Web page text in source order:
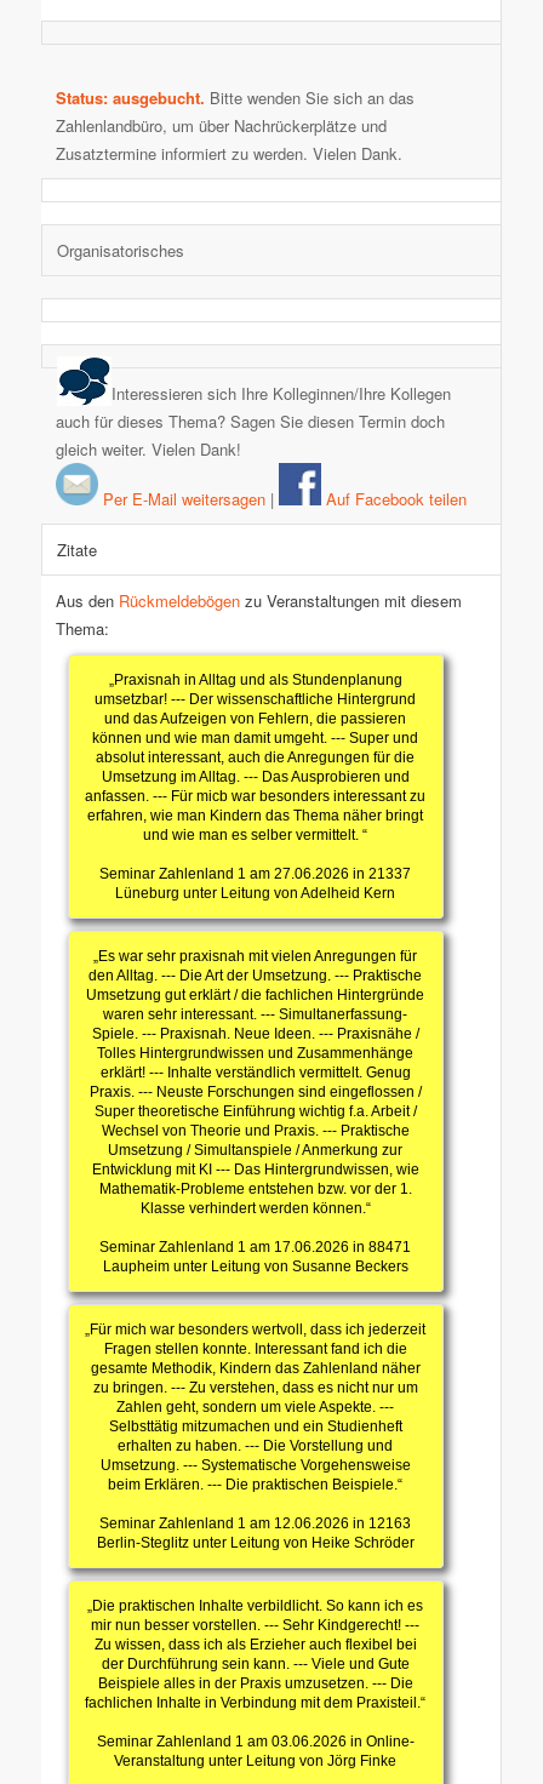
Status: ausgebucht. Bitte wenden Sie sich an das
Zahlenlandbüro, um über Nachrückerplätze und
Zusatztermine informiert zu werden. Vielen Dank.
Organisatorisches
Interessieren sich Ihre Kolleginnen/Ihre Kollegen
auch für dieses Thema? Sagen Sie diesen Termin doch
gleich weiter. Vielen Dank!
Per E-Mail weitersagen| Auf Facebook teilen
Zitate
Aus den Rückmeldebögenzu Veranstaltungen mit diesem
Thema:
„Praxisnah in Alltag und als Stundenplanung
umsetzbar! --- Der wissenschaftliche Hintergrund
und das Aufzeigen von Fehlern, die passieren
können und wie man damit umgeht. --- Super und
absolut interessant, auch die Anregungen für die
Umsetzung im Alltag. --- Das Ausprobieren und
anfassen. --- Für micb war besonders interessant zu
erfahren, wie man Kindern das Thema näher bringt
und wie man es selber vermittelt. “
Seminar Zahlenland 1 am 27.06.2026 in 21337
Lüneburg unter Leitung von Adelheid Kern
„Es war sehr praxisnah mit vielen Anregungen für
den Alltag. --- Die Art der Umsetzung. --- Praktische
Umsetzung gut erklärt / die fachlichen Hintergründe
waren sehr interessant. --- Simultanerfassung-
Spiele. --- Praxisnah. Neue Ideen. --- Praxisnähe /
Tolles Hintergrundwissen und Zusammenhänge
erklärt! --- Inhalte verständlich vermittelt. Genug
Praxis. --- Neuste Forschungen sind eingeflossen /
Super theoretische Einführung wichtig f.a. Arbeit /
Wechsel von Theorie und Praxis. --- Praktische
Umsetzung / Simultanspiele / Anmerkung zur
Entwicklung mit KI --- Das Hintergrundwissen, wie
Mathematik-Probleme entstehen bzw. vor der 1.
Klasse verhindert werden können.“
Seminar Zahlenland 1 am 17.06.2026 in 88471
Laupheim unter Leitung von Susanne Beckers
„Für mich war besonders wertvoll, dass ich jederzeit
Fragen stellen konnte. Interessant fand ich die
gesamte Methodik, Kindern das Zahlenland näher
zu bringen. --- Zu verstehen, dass es nicht nur um
Zahlen geht, sondern um viele Aspekte. ---
Selbsttätig mitzumachen und ein Studienheft
erhalten zu haben. --- Die Vorstellung und
Umsetzung. --- Systematische Vorgehensweise
beim Erklären. --- Die praktischen Beispiele.“
Seminar Zahlenland 1 am 12.06.2026 in 12163
Berlin-Steglitz unter Leitung von Heike Schröder
„Die praktischen Inhalte verbildlicht. So kann ich es
mir nun besser vorstellen. --- Sehr Kindgerecht! ---
Zu wissen, dass ich als Erzieher auch flexibel bei
der Durchführung sein kann. --- Viele und Gute
Beispiele alles in der Praxis umzusetzen. --- Die
fachlichen Inhalte in Verbindung mit dem Praxisteil.“
Seminar Zahlenland 1 am 03.06.2026 in Online-
Veranstaltung unter Leitung von Jörg Finke